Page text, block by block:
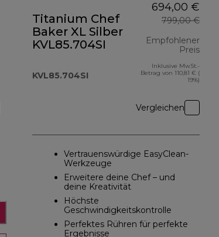
Titanium Chef
Baker XL Silber
KVL85.704SI
KVL85.704SI
694,00 €
799,00 €
Empfohlener
Preis
Inklusive MwSt.-
Betrag von 110,81 € (
19%)
Vergleichen
Vertrauenswürdige EasyClean-
Werkzeuge
Erweitere deine Chef – und
deine Kreativität
Höchste
Geschwindigkeitskontrolle
Perfektes Rühren für perfekte
Ergebnisse